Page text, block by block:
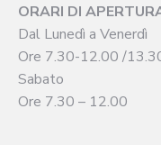
ORARI DI
Dal Lunedì a Venerdì
Ore 7.30-12.00 /
Sabato
Ore 7.30 – 12.00